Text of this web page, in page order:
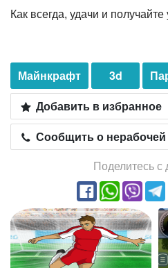
Как всегда, удачи и получайте
Майнкрафт 3d
Добавить в избранное
Сообщить о
Поделитесь с